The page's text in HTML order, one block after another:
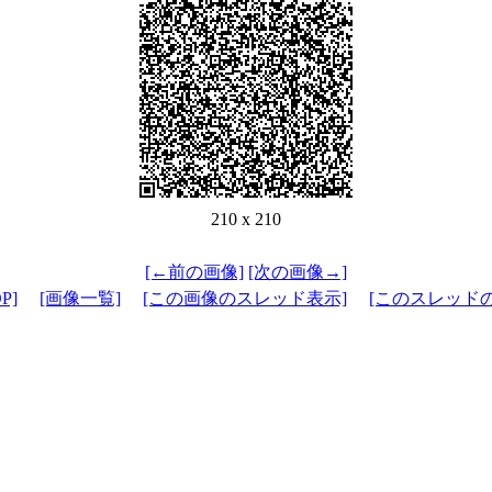
210 x 210
[←前の画像] [次の画像→]
[画像一覧] [この画像のスレッド表示] [このスレッド